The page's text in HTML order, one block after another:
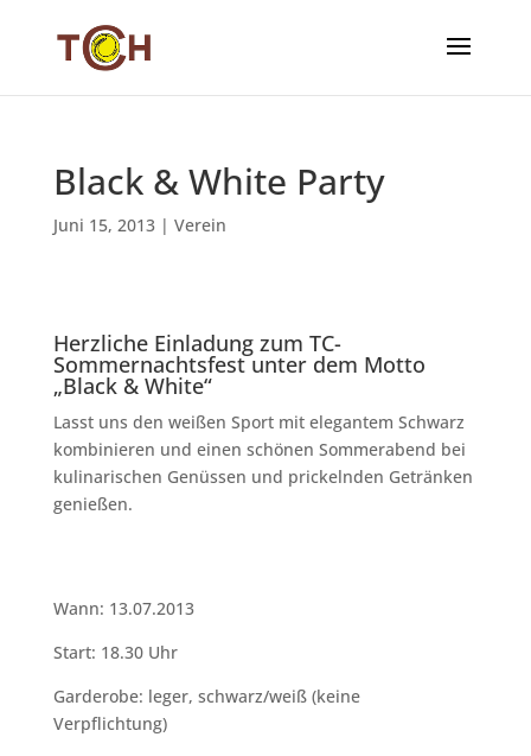
Black & White Party
Juni 15, 2013| Verein
Herzliche Einladung zum TC-
Sommernachtsfest unter dem Motto
„Black & White“
Lasst uns den weißen Sport mit elegantem Schwarz
kombinieren und einen schönen Sommerabend bei
kulinarischen Genüssen und prickelnden Getränken
genießen.
Wann: 13.07.2013
Start: 18.30 Uhr
Garderobe: leger, schwarz/weiß (keine
Verpflichtung)